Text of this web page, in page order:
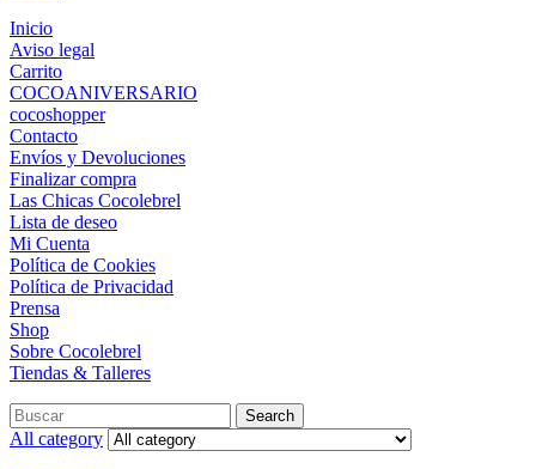
Inicio
Aviso legal
Carrito
COCOANIVERSARIO
cocoshopper
Contacto
Envíos y Devoluciones
Finalizar compra
Las Chicas Cocolebrel
Lista de deseo
Mi Cuenta
Política de Cookies
Política de Privacidad
Prensa
Shop
Sobre Cocolebrel
Tiendas & Talleres
Search
All category